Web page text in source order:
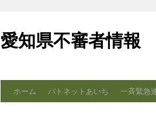
テ
ン
ス
ッ
愛知県不審者情報
ホーム パトネットあいち 一斉緊急